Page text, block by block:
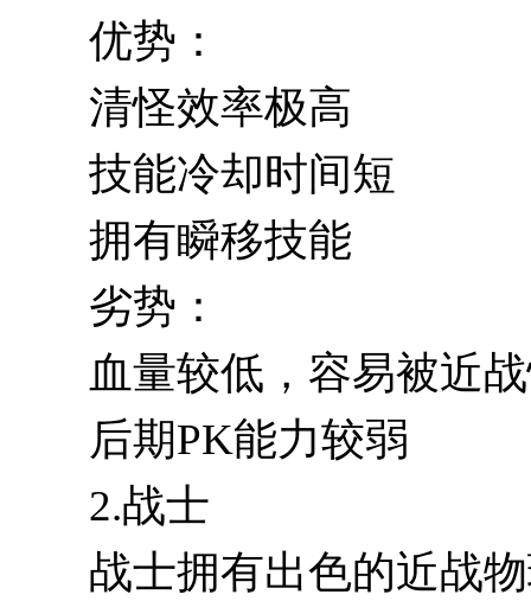
优势：
清怪效率极高
技能冷却时间短
拥有瞬移技能
劣势：
血量较低，容易被近
后期PK能力较弱
2.战士
战士拥有出色的近战